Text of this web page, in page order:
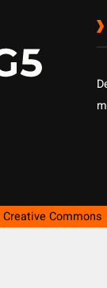
Creative Commons